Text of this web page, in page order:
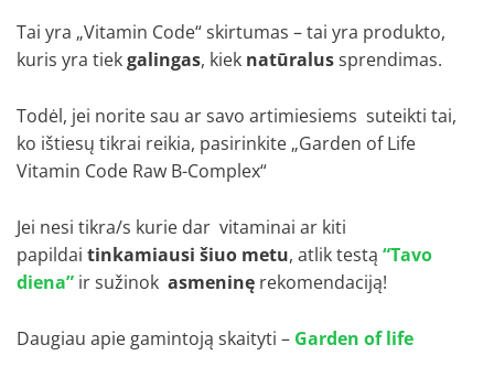
Tai yra „Vitamin Code“ skirtumas – tai yra produkto,
kuris yra tiekgalingas, kiek natūralussprendimas.
Todėl, jei norite sau ar savo artimiesiems suteikti tai,
ko ištiesų tikrai reikia, pasirinkite „Garden of Life
Vitamin Code Raw B-Complex“
Jei nesi tikra/s kurie dar vitaminai ar kiti
papildai tinkamiausi šiuo metu, atlik testą “Tavo
diena” ir sužinok asmeninę rekomendaciją!
Daugiau apie gamintoją skaityti – Garden of life